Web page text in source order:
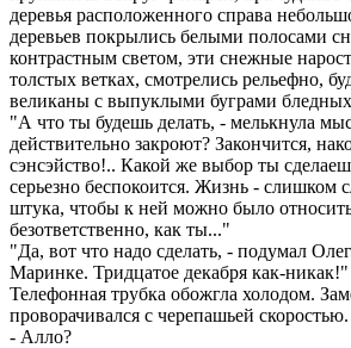
деревья расположенного справа
деревьев покрылись белыми полосами
контрастным светом, эти снежные
толстых ветках, смотрелись рельефно,
великаны с выпуклыми буграми
"А что ты будешь делать, - мелькнула
действительно закроют? Закончится,
сэнсэйство!.. Какой же выбор ты
серьезно беспокоится. Жизнь - слишком
штука, чтобы к ней можно было
безответственно, как ты..."
"Да, вот что надо сделать, - подумал
Маринке. Тридцатое декабря как-никак!"
Телефонная трубка обожгла холодом.
проворачивался с черепашьей скоростью.
- Алло?